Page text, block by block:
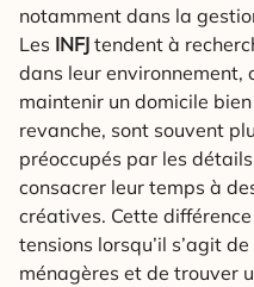
notamment dans la
Les INFJ tendent à
dans leur environnement,
maintenir un domicile
revanche, sont souvent
préoccupés par les
consacrer leur temps à
créatives. Cette
tensions lorsqu’il s’agit
ménagères et de trouver